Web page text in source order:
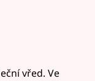
vřed. Ve